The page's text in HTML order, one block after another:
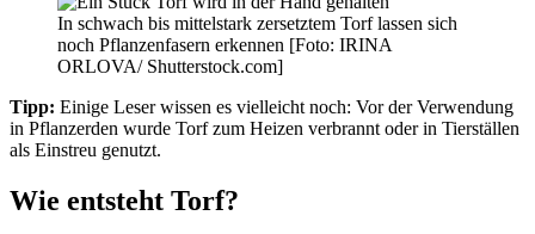
In schwach bis mittelstark zersetztem Torf lassen sich
noch Pflanzenfasern erkennen [Foto: IRINA
ORLOVA/ Shutterstock.com]
Tipp: Einige Leser wissen es vielleicht noch: Vor der Verwendung
in Pflanzerden wurde Torf zum Heizen verbrannt oder in Tierställen
als Einstreu genutzt.
Wie entsteht Torf?